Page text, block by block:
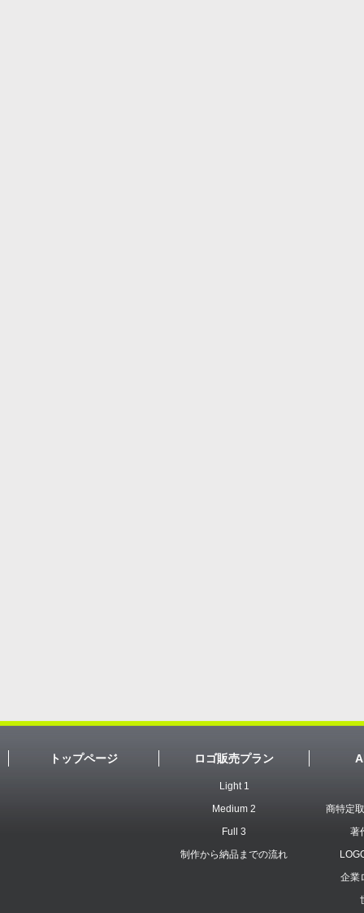
トップページ ロゴ販売プラン
Light 1
Medium 2
Full 3
制作から納品までの流れ
商特定
著
企業